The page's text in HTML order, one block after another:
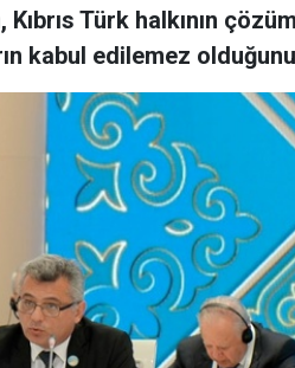
Türk halkının
kabul edilemez